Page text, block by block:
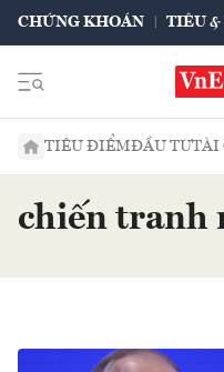
CHỨNG KHOÁN TIÊU &
TIÊU ĐIỂMĐẦU TƯTÀI
chiến tranh